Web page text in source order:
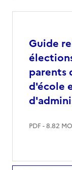
Guide
parents
d'école
PDF - 8.82 MO